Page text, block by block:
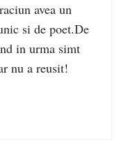
avea un
si de poet.De
in urma simt
nu a reusit!